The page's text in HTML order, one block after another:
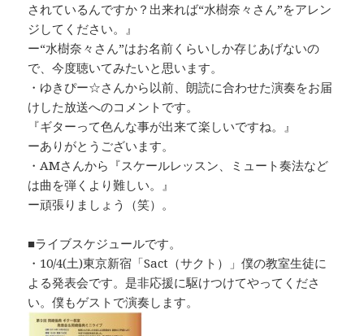
されているんですか？出来れば“水樹奈々さん”をアレン
ジしてください。』
ー“水樹奈々さん”はお名前くらいしか存じあげないの
で、今度聴いてみたいと思います。
・ゆきぴー☆さんから以前、朗読に合わせた演奏をお届
けした放送へのコメントです。
『ギターって色んな事が出来て楽しいですね。』
ーありがとうございます。
・AMさんから『スケールレッスン、ミュート奏法など
は曲を弾くより難しい。』
ー頑張りましょう（笑）。
■ライブスケジュールです。
・10/4(土)東京新宿「Sact（サクト）」僕の教室生徒に
よる発表会です。是非応援に駆けつけてやってくださ
い。僕もゲストで演奏します。